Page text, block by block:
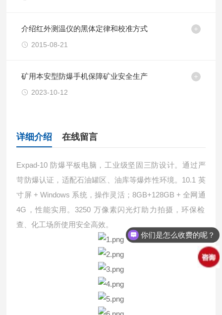
介绍红外测温仪的黑体定律和校准方式
2015-08-21
矿用本安型防爆手机保障矿业安全生产
2023-10-12
详细介绍 在线留言
Expad-10 防爆平板电脑，工业级坚固三防设计。通过严
苛防爆认证，适配石油罐区、油库等爆炸性环境。 10.1 英
寸屏 + Windows 系统，操作灵活； 8GB+128GB +全网通
4G ，性能实用。3250 万像素闪光灯助力拍摄，环保检
查、化工场所使用安全高效。
你们是怎么收费的呢？